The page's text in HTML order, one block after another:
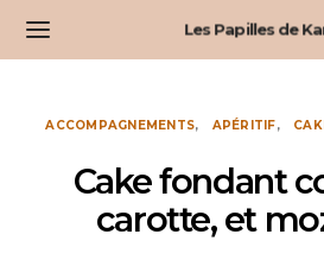
Les Papilles de
ACCOMPAGNEMENTS APÉRITIF
Cake fondant
carotte, et